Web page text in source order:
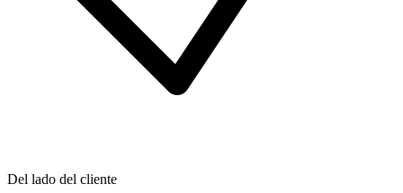
Del lado del cliente